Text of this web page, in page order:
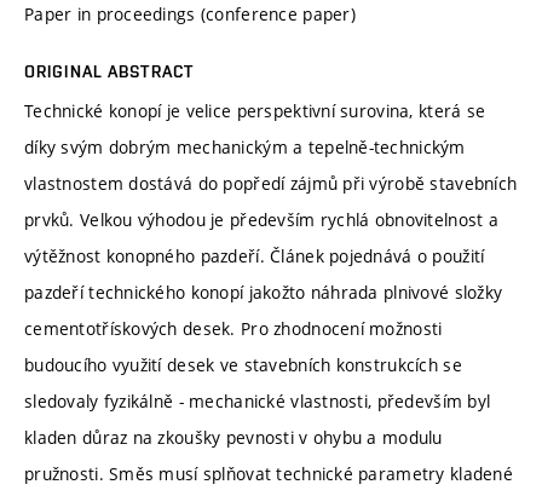
Paper in proceedings (conference paper)
ORIGINAL ABSTRACT
Technické konopí je velice perspektivní surovina, která se
díky svým dobrým mechanickým a tepelně-technickým
vlastnostem dostává do popředí zájmů při výrobě stavebních
prvků. Velkou výhodou je především rychlá obnovitelnost a
výtěžnost konopného pazdeří. Článek pojednává o použití
pazdeří technického konopí jakožto náhrada plnivové složky
cementotřískových desek. Pro zhodnocení možnosti
budoucího využití desek ve stavebních konstrukcích se
sledovaly fyzikálně - mechanické vlastnosti, především byl
kladen důraz na zkoušky pevnosti v ohybu a modulu
pružnosti. Směs musí splňovat technické parametry kladené